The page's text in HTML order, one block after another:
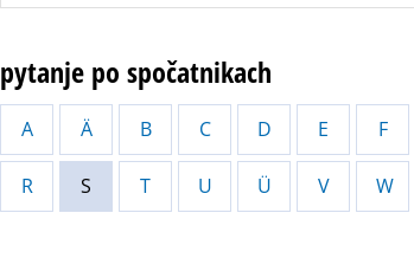
pytanje po spočatnikach
A Ä B C D E F
R S T U Ü V W